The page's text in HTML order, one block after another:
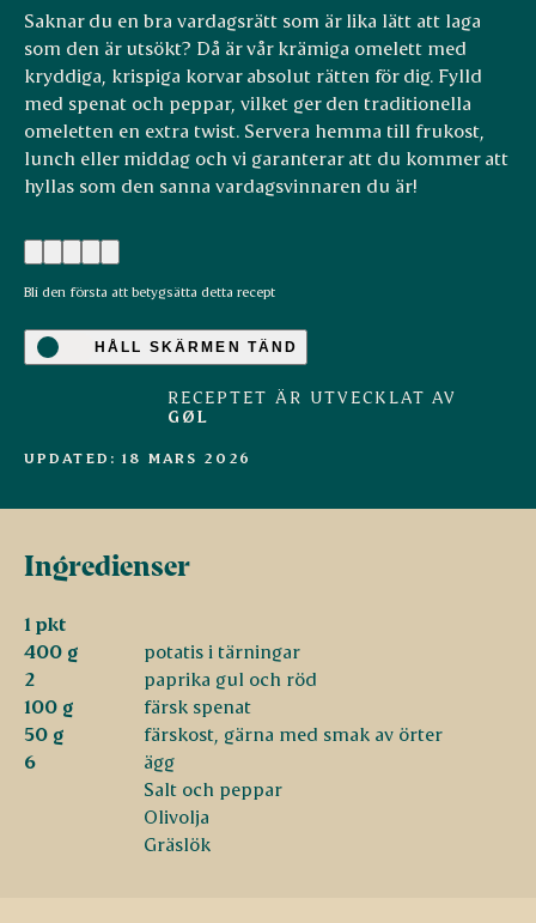
Saknar du en bra vardagsrätt som är lika lätt att laga
som den är utsökt? Då är vår krämiga omelett med
kryddiga, krispiga korvar absolut rätten för dig. Fylld
med spenat och peppar, vilket ger den traditionella
omeletten en extra twist. Servera hemma till frukost,
lunch eller middag och vi garanterar att du kommer att
hyllas som den sanna vardagsvinnaren du är!
Bli den första att betygsätta detta recept
HÅLL SKÄRMEN TÄND
RECEPTET ÄR UTVECKLAT AV
GØL
UPDATED: 18 MARS 2026
Ingredienser
1 pkt
400 g
potatis i tärningar
2
paprika gul och röd
100 g
färsk spenat
50 g
färskost, gärna med smak av örter
6
ägg
Salt och peppar
Olivolja
Gräslök